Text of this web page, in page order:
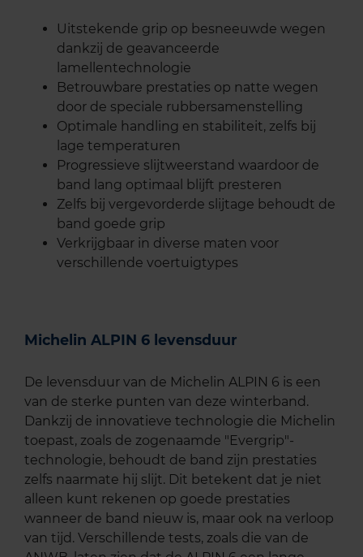
Uitstekende grip op besneeuwde wegen
dankzij de geavanceerde
lamellentechnologie
Betrouwbare prestaties op natte wegen
door de speciale rubbersamenstelling
Optimale handling en stabiliteit, zelfs bij
lage temperaturen
Progressieve slijtweerstand waardoor de
band lang optimaal blijft presteren
Zelfs bij vergevorderde slijtage behoudt de
band goede grip
Verkrijgbaar in diverse maten voor
verschillende voertuigtypes
Michelin ALPIN 6 levensduur
De levensduur van de Michelin ALPIN 6 is een
van de sterke punten van deze winterband.
Dankzij de innovatieve technologie die Michelin
toepast, zoals de zogenaamde "Evergrip"-
technologie, behoudt de band zijn prestaties
zelfs naarmate hij slijt. Dit betekent dat je niet
alleen kunt rekenen op goede prestaties
wanneer de band nieuw is, maar ook na verloop
van tijd. Verschillende tests, zoals die van de